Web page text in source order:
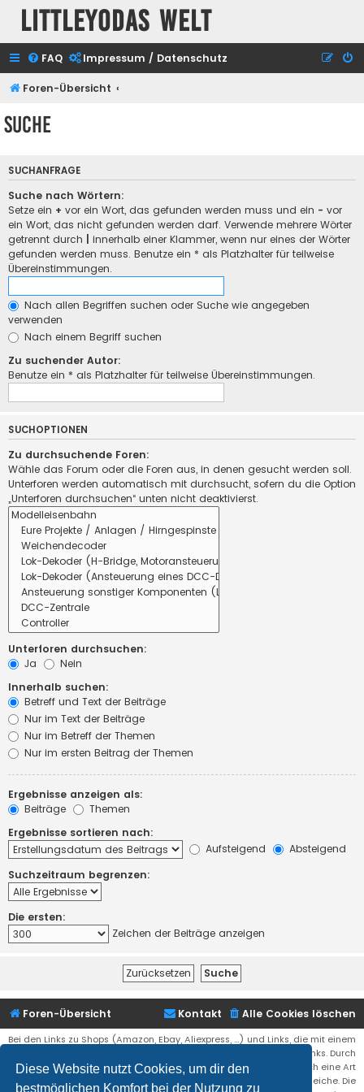
Diese Website nutzt Cookies, um dir den
bestmöglichen Komfort bei der Nutzung zu
Littleyodas Welt
FAQ Impressum / Datenschutz
Foren-Übersicht
Suche
SUCHANFRAGE
Suche nach Wörtern:
Setze ein + vor ein Wort, das gefunden werden muss und ein - vor
ein Wort, das nicht gefunden werden darf. Verwende mehrere Wörter
getrennt durch
innerhalb einer Klammer, wenn nur eines der Wörter
gefunden werden muss. Benutze ein * als Platzhalter für teilweise
Übereinstimmungen.
Nach allen Begriffen suchen oder Suche wie angegeben
verwenden
Nach einem Begriff suchen
Zu suchender Autor:
Benutze ein * als Platzhalter für teilweise Übereinstimmungen.
SUCHOPTIONEN
Zu durchsuchende Foren:
Wähle das Forum oder die Foren aus, in denen gesucht werden soll.
Unterforen werden automatisch mit durchsucht, sofern du die Option
„Unterforen durchsuchen“ unten nicht deaktivierst.
Unterforen durchsuchen:
Ja
Nein
Innerhalb suchen:
Betreff und Text der Beiträge
Nur im Text der Beiträge
Nur im Betreff der Themen
Nur im ersten Beitrag der Themen
Ergebnisse anzeigen als:
Beiträge
Themen
Ergebnisse sortieren nach:
Aufsteigend
Absteigend
Suchzeitraum begrenzen:
Die ersten:
Zeichen der Beiträge anzeigen
Foren-Übersicht Alle Cookies löschen
Kontakt
Bei den Links zu Shops (Amazon, Ebay, Aliexpress, ...) und Links, die mit einem
Stern (*) markiert sind, kann es sich um sogenannte Affiliate Links. Durch
den Kauf eines Produktes über einen Affiliate Link erhälte ich eine Art
Umsatzbeteiligung gutgeschrieben. Für euch bleibt der Preis der gleiche. Die